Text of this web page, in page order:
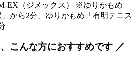
EX（ジメックス） ※ゆりかもめ
」から2分、ゆりかもめ「有明テニス
こんな方におすすめです ／